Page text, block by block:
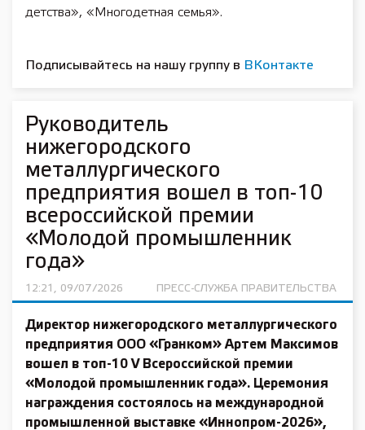
детства», «Многодетная семья».
Подписывайтесь на нашу группу в ВКонтакте
Руководитель
нижегородского
металлургического
предприятия вошел в топ-10
всероссийской премии
«Молодой промышленник
года»
12:21, 09/07/2026 ПРЕСС-СЛУЖБА ПРАВИТЕЛЬСТВА
Директор нижегородского металлургического
предприятия ООО «Гранком» Артем Максимов
вошел в топ-10 V Всероссийской премии
«Молодой промышленник года». Церемония
награждения состоялось на международной
промышленной выставке «Иннопром-2026»,